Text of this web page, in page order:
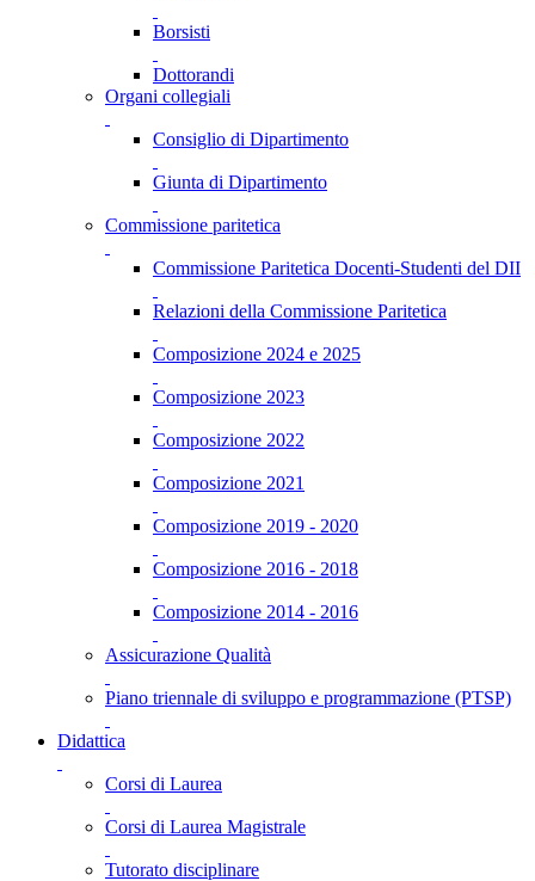
Borsisti
Dottorandi
Organi collegiali
Consiglio di Dipartimento
Giunta di Dipartimento
Commissione paritetica
Commissione Paritetica Docenti-Studenti del DII
Relazioni della Commissione Paritetica
Composizione 2024 e 2025
Composizione 2023
Composizione 2022
Composizione 2021
Composizione 2019 - 2020
Composizione 2016 - 2018
Composizione 2014 - 2016
Assicurazione Qualità
Piano triennale di sviluppo e programmazione (PTSP)
Didattica
Corsi di Laurea
Corsi di Laurea Magistrale
Tutorato disciplinare